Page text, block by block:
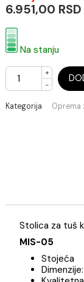
Stolica MINOTTI
Cena je sa
6.951,00
Na stanju